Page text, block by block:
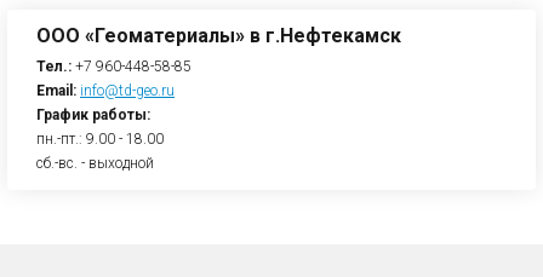
ООО «Геоматериалы» в г.Нефтекамск
Тел.: +7 960-448-58-85
Email: info@td-geo.ru
График работы:
пн.-пт.: 9.00 - 18.00
сб.-вс. - выходной